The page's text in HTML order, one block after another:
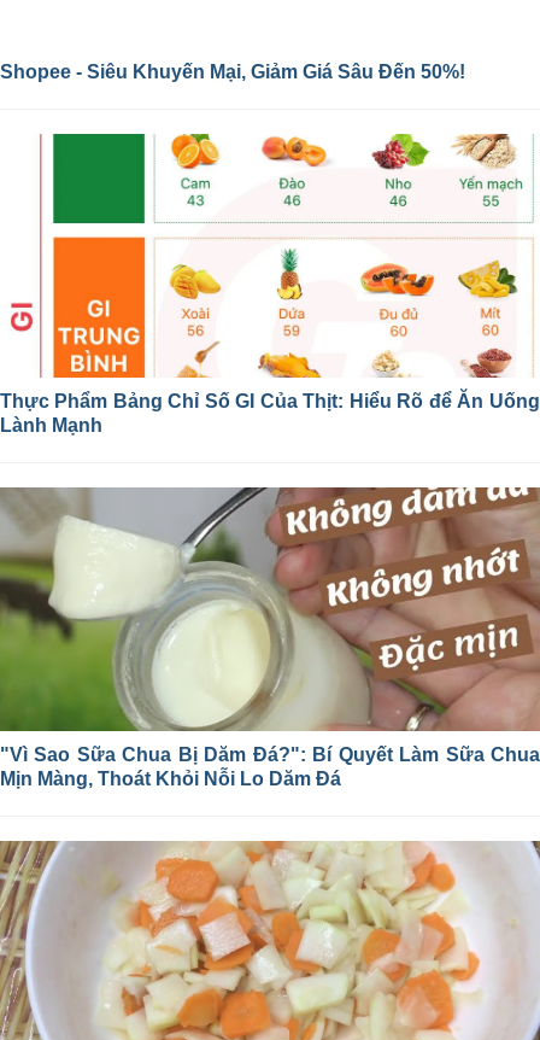
Shopee - Siêu Khuyến Mại, Giảm Giá Sâu Đến 50%!
Thực Phẩm Bảng Chỉ Số GI Của Thịt: Hiểu Rõ để Ăn Uống
Lành Mạnh
"Vì Sao Sữa Chua Bị Dăm Đá?": Bí Quyết Làm Sữa Chua
Mịn Màng, Thoát Khỏi Nỗi Lo Dăm Đá